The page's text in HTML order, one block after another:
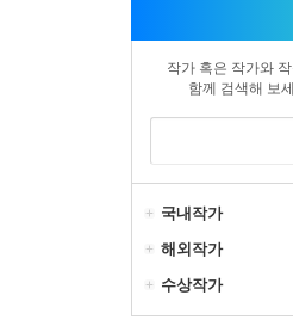
작가 혹은 작가와
함께 검색해 보
국내작가
해외작가
수상작가